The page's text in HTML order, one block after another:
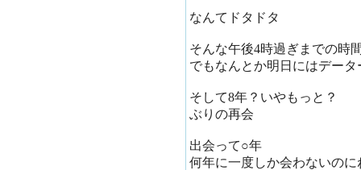
なんてドタドタ
そんな午後4時過ぎまでの時
でもなんとか明日にはデー
そして8年？いやもっと？
ぶりの再会
出会って○年
何年に一度しか会わないのに